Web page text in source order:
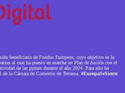
beneficiaria de Fondos Europeos, cuyo objetivo es la
al cual ha puesto en marcha un Plan de Acción con el
de las pymes durante el año 2024. Para ello ha
la Cámara de Comercio de Terrassa. #EuropaSeSiente